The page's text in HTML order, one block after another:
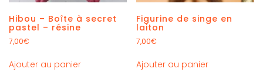
Hibou – Boîte à secret
pastel – résine
7,00€
Ajouter au panier
Figurine de singe en
laiton
7,00€
Ajouter au panier